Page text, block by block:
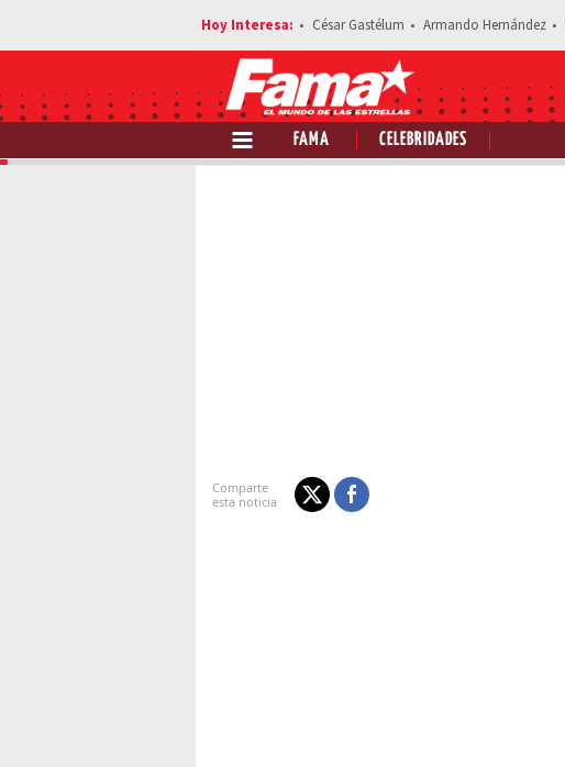
César Gastélum Armando Hernández
FAMA CELEBRIDADES